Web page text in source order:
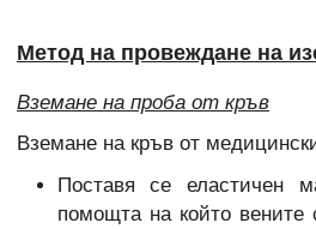
Метод на провеждане на
Вземане на проба от кръв
Вземане на кръв от
Поставя се еластичен
помощта на който вените